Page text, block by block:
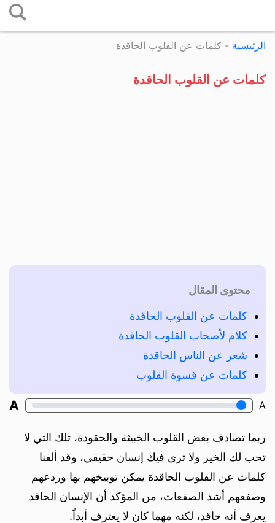
إلى
المحتوى
الرئيسية - كلمات عن القلوب الحاقدة
كلمات عن القلوب الحاقدة
محتوى المقال
كلمات عن القلوب الحاقدة
كلام لأصحاب القلوب الحاقدة
شعر عن الناس الحاقدة
كلمات عن قسوة القلوب
A
A
ربما تصادف بعض القلوب الخبيثة والحقودة، تلك التي لا
تحب لك الخير ولا ترى فيك إنسان حقيقي، وقد ألفنا
كلمات عن القلوب الحاقدة يمكن توبيخهم بها وردعهم
وصفعهم أشد الصفعات، من المؤكد أن الإنسان الحاقد
يعرف أنه حاقد، لكنه مهما كان لا يعترف أبداً.